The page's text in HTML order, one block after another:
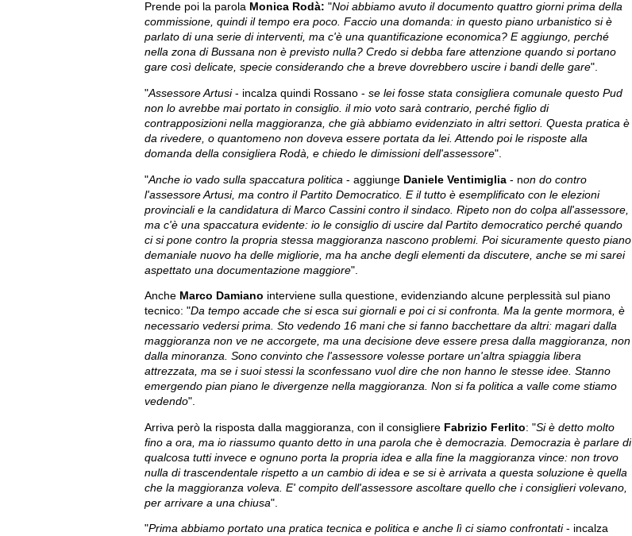
Prende poi la parola Monica Rodà: "Noi abbiamo avuto il documento quattro giorni prima della
commissione, quindi il tempo era poco. Faccio una domanda: in questo piano urbanistico si è
parlato di una serie di interventi, ma c'è una quantificazione economica? E aggiungo, perché
nella zona di Bussana non è previsto nulla? Credo si debba fare attenzione quando si portano
gare così delicate, specie considerando che a breve dovrebbero uscire i bandi delle gare".
"Assessore Artusi - incalza quindi Rossano - se lei fosse stata consigliera comunale questo Pud
non lo avrebbe mai portato in consiglio. il mio voto sarà contrario, perché figlio di
contrapposizioni nella maggioranza, che già abbiamo evidenziato in altri settori. Questa pratica è
da rivedere, o quantomeno non doveva essere portata da lei. Attendo poi le risposte alla
domanda della consigliera Rodà, e chiedo le dimissioni dell'assessore".
"Anche io vado sulla spaccatura politica - aggiunge Daniele Ventimiglia - non do contro
l'assessore Artusi, ma contro il Partito Democratico. E il tutto è esemplificato con le elezioni
provinciali e la candidatura di Marco Cassini contro il sindaco. Ripeto non do colpa all'assessore,
ma c'è una spaccatura evidente: io le consiglio di uscire dal Partito democratico perché quando
ci si pone contro la propria stessa maggioranza nascono problemi. Poi sicuramente questo piano
demaniale nuovo ha delle migliorie, ma ha anche degli elementi da discutere, anche se mi sarei
aspettato una documentazione maggiore".
Anche Marco Damiano interviene sulla questione, evidenziando alcune perplessità sul piano
tecnico: "Da tempo accade che si esca sui giornali e poi ci si confronta. Ma la gente mormora, è
necessario vedersi prima. Sto vedendo 16 mani che si fanno bacchettare da altri: magari dalla
maggioranza non ve ne accorgete, ma una decisione deve essere presa dalla maggioranza, non
dalla minoranza. Sono convinto che l'assessore volesse portare un'altra spiaggia libera
attrezzata, ma se i suoi stessi la sconfessano vuol dire che non hanno le stesse idee. Stanno
emergendo pian piano le divergenze nella maggioranza. Non si fa politica a valle come stiamo
vedendo".
Arriva però la risposta dalla maggioranza, con il consigliere Fabrizio Ferlito: "Si è detto molto
fino a ora, ma io riassumo quanto detto in una parola che è democrazia. Democrazia è parlare di
qualcosa tutti invece e ognuno porta la propria idea e alla fine la maggioranza vince: non trovo
nulla di trascendentale rispetto a un cambio di idea e se si è arrivata a questa soluzione è quella
che la maggioranza voleva. E' compito dell'assessore ascoltare quello che i consiglieri volevano,
per arrivare a una chiusa".
"Prima abbiamo portato una pratica tecnica e politica e anche lì ci siamo confrontati- incalza